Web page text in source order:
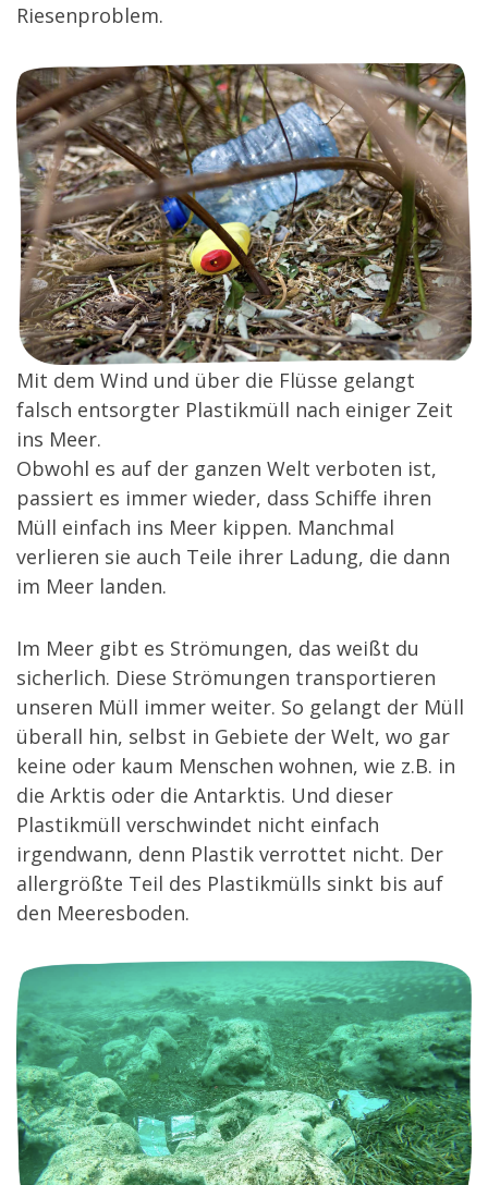
Riesenproblem.
Mit dem Wind und über die Flüsse gelangt
falsch entsorgter Plastikmüll nach einiger Zeit
ins Meer.
Obwohl es auf der ganzen Welt verboten ist,
passiert es immer wieder, dass Schiffe ihren
Müll einfach ins Meer kippen. Manchmal
verlieren sie auch Teile ihrer Ladung, die dann
im Meer landen.
Im Meer gibt es Strömungen, das weißt du
sicherlich. Diese Strömungen transportieren
unseren Müll immer weiter. So gelangt der Müll
überall hin, selbst in Gebiete der Welt, wo gar
keine oder kaum Menschen wohnen, wie z.B. in
die Arktis oder die Antarktis. Und dieser
Plastikmüll verschwindet nicht einfach
irgendwann, denn Plastik verrottet nicht. Der
allergrößte Teil des Plastikmülls sinkt bis auf
den Meeresboden.